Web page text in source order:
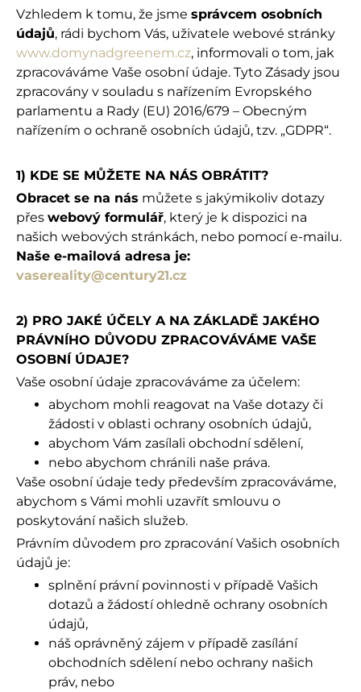
Vzhledem k tomu, že jsme správcem osobních
údajů, rádi bychom Vás, uživatele webové stránky
www.domynadgreenem.cz, informovali o tom, jak
zpracováváme Vaše osobní údaje. Tyto Zásady jsou
zpracovány v souladu s nařízením Evropského
parlamentu a Rady (EU) 2016/679 – Obecným
nařízením o ochraně osobních údajů, tzv. „GDPR“.
1) KDE SE MŮŽETE NA NÁS OBRÁTIT?
Obracet se na nás můžete s jakýmikoliv dotazy
přes webový formulář, který je k dispozici na
našich webových stránkách, nebo pomocí e-mailu.
Naše e-mailová adresa je:
vasereality@century21.cz
2) PRO JAKÉ ÚČELY A NA ZÁKLADĚ JAKÉHO
PRÁVNÍHO DŮVODU ZPRACOVÁVÁME VAŠE
OSOBNÍ ÚDAJE?
Vaše osobní údaje zpracováváme za účelem:
abychom mohli reagovat na Vaše dotazy či
žádosti v oblasti ochrany osobních údajů,
abychom Vám zasílali obchodní sdělení,
nebo abychom chránili naše práva.
Vaše osobní údaje tedy především zpracováváme,
abychom s Vámi mohli uzavřít smlouvu o
poskytování našich služeb.
Právním důvodem pro zpracování Vašich osobních
údajů je:
splnění právní povinnosti v případě Vašich
dotazů a žádostí ohledně ochrany osobních
údajů,
náš oprávněný zájem v případě zasílání
obchodních sdělení nebo ochrany našich
práv, nebo